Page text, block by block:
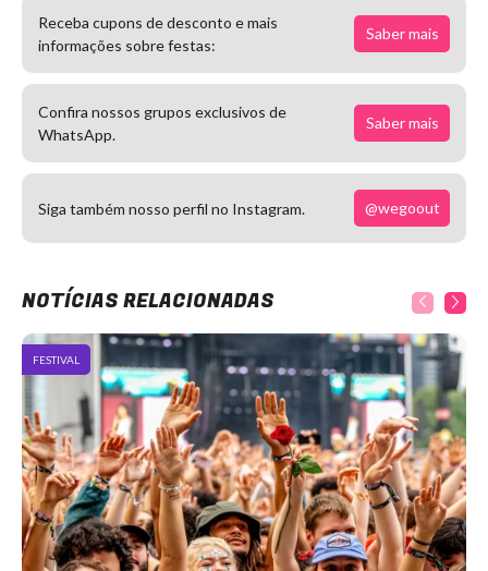
Receba cupons de desconto e mais
informações sobre festas:
Saber mais
Confira nossos grupos exclusivos de
WhatsApp.
Saber mais
Siga também nosso perfil no Instagram. @wegoout
NOTÍCIAS RELACIONADAS
FESTIVAL